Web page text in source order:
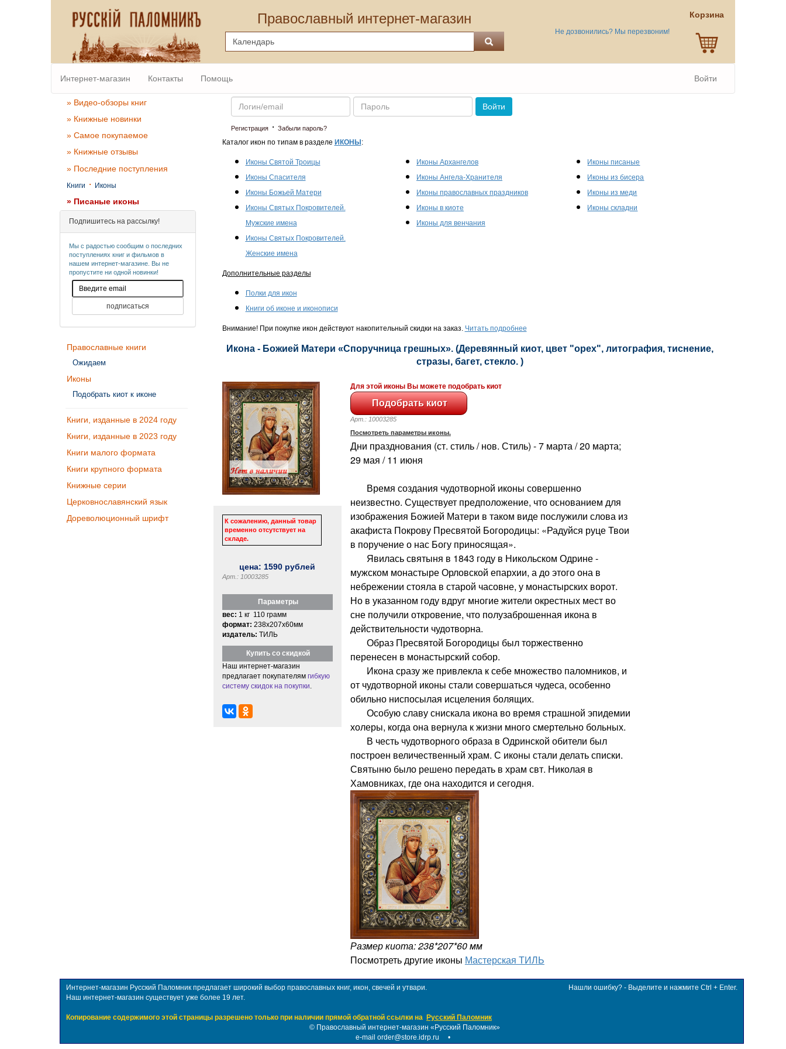
Православный интернет-магазин
Не дозвонились? Мы перезвоним!
Корзина
Интернет-магазин Контакты Помощь Войти
» Видео-обзоры книг
» Книжные новинки
» Самое покупаемое
» Книжные отзывы
» Последние поступления
Книги · Иконы
» Писаные иконы
Подпишитесь на рассылку!
Мы с радостью сообщим о последних
поступлениях книг и фильмов в
нашем интернет-магазине. Вы не
пропустите ни одной новинки!
Православные книги
Ожидаем
Иконы
Подобрать киот к иконе
Книги, изданные в 2024 году
Книги, изданные в 2023 году
Книги малого формата
Книги крупного формата
Книжные серии
Церковнославянский язык
Дореволюционный шрифт
Email Пароль
Войти
Регистрация· Забыли пароль?
Каталог икон по типам в разделе ИКОНЫ :
Иконы Святой Троицы
Иконы Спасителя
Иконы Божьей Матери
Иконы Святых Покровителей.
Мужские имена
Иконы Святых Покровителей.
Женские имена
Иконы Архангелов
Иконы Ангела-Хранителя
Иконы православных праздников
Иконы в киоте
Иконы для венчания
Иконы писаные
Иконы из бисера
Иконы из меди
Иконы складни
Дополнительные разделы
Полки для икон
Книги об иконе и иконописи
Внимание! При покупке икон действуют накопительный скидки на заказ. Читать подробнее
Икона - Божией Матери «Споручница грешных». (Деревянный киот, цвет "орех", литография, тиснение,
стразы, багет, стекло. )
К сожалению, данный товар
временно отсутствует на
складе.
цена: 1590 рублей
Арт.: 10003285
Параметры
вес: 1 кг 110 грамм
формат: 238x207x60мм
издатель: ТИЛЬ
Купить со скидкой
Наш интернет-магазин
предлагает покупателям гибкую
систему скидок на покупки
Для этой иконы Вы можете подобрать киот
Арт.: 10003285
Посмотреть параметры иконы.
Дни празднования (ст. стиль / нов. Стиль) - 7 марта / 20 марта;
29 мая / 11 июня
Время создания чудотворной иконы совершенно
неизвестно. Существует предположение, что основанием для
изображения Божией Матери в таком виде послужили слова из
акафиста Покрову Пресвятой Богородицы: «Радуйся руце Твои
в поручение о нас Богу приносящая».
Явилась святыня в 1843 году в Никольском Одрине -
мужском монастыре Орловской епархии, а до этого она в
небрежении стояла в старой часовне, у монастырских ворот.
Но в указанном году вдруг многие жители окрестных мест во
сне получили откровение, что полузаброшенная икона в
действительности чудотворна.
Образ Пресвятой Богородицы был торжественно
перенесен в монастырский собор.
Икона сразу же привлекла к себе множество паломников, и
от чудотворной иконы стали совершаться чудеса, особенно
обильно ниспосылая исцеления болящих.
Особую славу снискала икона во время страшной эпидемии
холеры, когда она вернула к жизни много смертельно больных.
В честь чудотворного образа в Одринской обители был
построен величественный храм. С иконы стали делать списки.
Святыню было решено передать в храм свт. Николая в
Хамовниках, где она находится и сегодня.
Размер киота: 238*207*60 мм
Посмотреть другие иконы Мастерская ТИЛЬ
Интернет-магазин Русский Паломник предлагает широкий выбор православных книг, икон, свечей и утвари.
Наш интернет-магазин существует уже более 19 лет.
Копирование содержимого этой страницы разрешено только при наличии прямой обратной ссылки на Русский Паломник
Нашли ошибку? - Выделите и нажмите Ctrl + Enter.
© Православный интернет-магазин «Русский Паломник»
e-mail order@store.idrp.ru •